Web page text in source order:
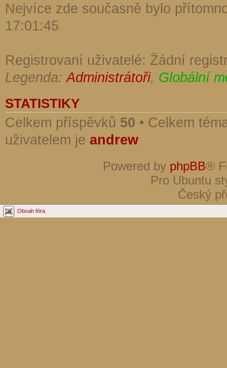
Nejvíce zde současně bylo
17:01:45
Registrovaní uživatelé: Žádní
Legenda:Administrátoři, Globální
STATISTIKY
Celkem příspěvků 50 • Celkem
uživatelem je andrew
Powered by phpBB®
Pro Ubuntu
Český
Obsah fóra